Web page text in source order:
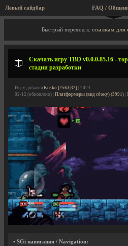
Левый сайдбар FAQ /
Описание игры, торрент,
Быстрый переход к: ссылкам для
Скачать игру TBD v0.0.0.85.16 -
стадии разработки
Игру добавил Kusko [2563|32] | 2024-
02-12 (обновлено) | Платформеры (вид сбоку) (3991)
• SGi навигация / Navigation: